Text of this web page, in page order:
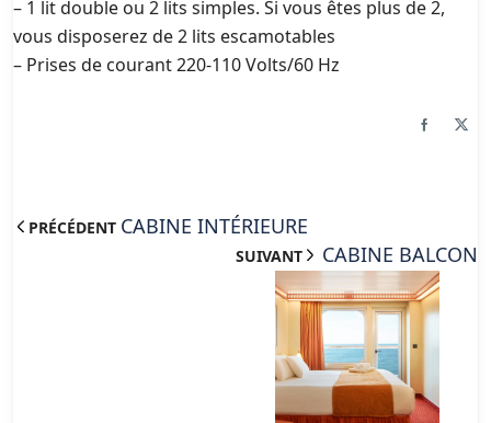
– 1 lit double ou 2 lits simples. Si vous êtes plus de 2,
vous disposerez de 2 lits escamotables
– Prises de courant 220-110 Volts/60 Hz
PRÉCÉDENT CABINE INTÉRIEURE
SUIVANT CABINE BALCON